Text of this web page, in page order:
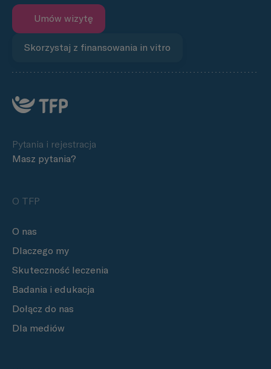
Umów wizytę
Skorzystaj z finansowania in vitro
Pytania i rejestracja
Masz pytania?
O TFP
O nas
Dlaczego my
Skuteczność leczenia
Badania i edukacja
Dołącz do nas
Dla mediów